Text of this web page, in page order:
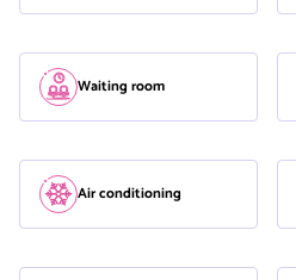
Waiting room
Air conditioning